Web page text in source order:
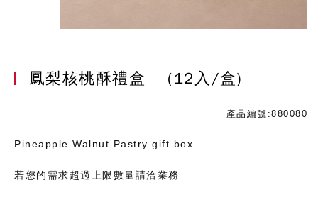
鳳梨核桃酥禮盒 (12入/盒)
產品編號:880080
Pineapple Walnut Pastry gift box
若您的需求超過上限數量請洽業務